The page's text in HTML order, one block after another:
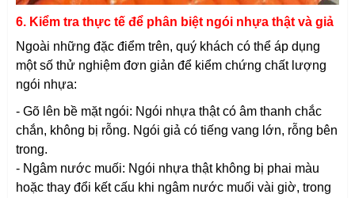
6. Kiểm tra thực tế để phân biệt ngói nhựa thật và giả
Ngoài những đặc điểm trên, quý khách có thể áp dụng
một số thử nghiệm đơn giản để kiểm chứng chất lượng
ngói nhựa:
- Gõ lên bề mặt ngói: Ngói nhựa thật có âm thanh chắc
chắn, không bị rỗng. Ngói giả có tiếng vang lớn, rỗng bên
trong.
- Ngâm nước muối: Ngói nhựa thật không bị phai màu
hoặc thay đổi kết cấu khi ngâm nước muối vài giờ, trong